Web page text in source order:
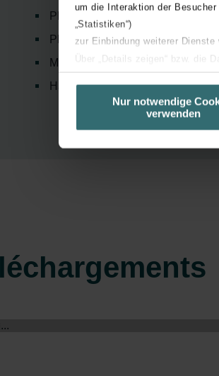
um die Interaktion der
„Statistiken“)
zur Einbindung weiterer Dienste
Über „Details zeigen“ bzw. die
unserer Website verwenden,
basierend auf Ihren Interessen
Datenschutzerklärung
Zehnder Group Ibérica SAU:
Zehnder Group Italia S.r.l.:
Nur notwendige
verwenden
Plaques de montage avec
Plaques de raccordement avec
Montage rapide grâce aux profils
Hauteur de montage réduite à